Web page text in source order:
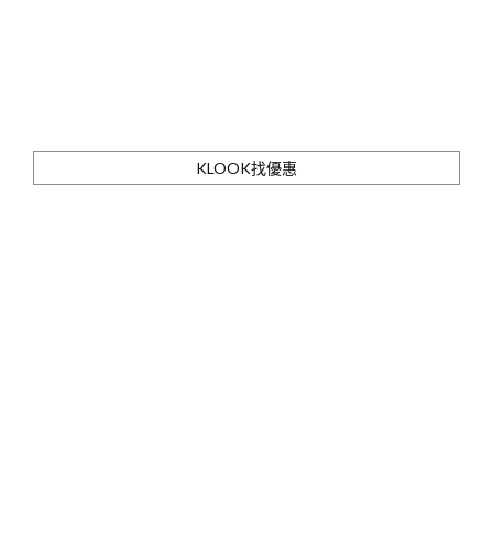
KLOOK找優惠